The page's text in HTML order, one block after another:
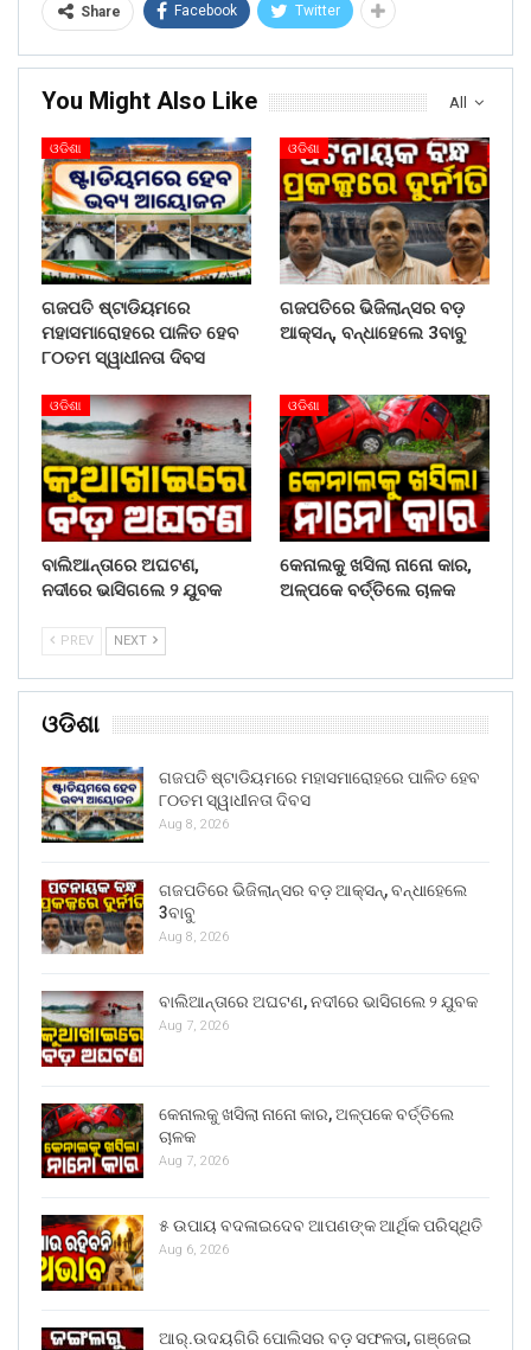
Share Facebook Twitter
All
You Might Also Like
ଓଡିଶା
ଗଜପତି ଷ୍ଟାଡିୟମରେ
ମହାସମାରୋହରେ ପାଳିତ ହେବ
୮୦ତମ ସ୍ୱାଧୀନତା ଦିବସ
ଓଡିଶା
ଗଜପତିରେ ଭିଜିଲାନ୍ସର ବଡ଼
ଆକ୍ସନ୍, ବନ୍ଧାହେଲେ 3ବାବୁ
ଓଡିଶା
ବାଲିଆନ୍ତାରେ ଅଘଟଣ,
ନଦୀରେ ଭାସିଗଲେ ୨ ଯୁବକ
ଓଡିଶା
କେନାଲକୁ ଖସିଲା ନାନୋ କାର,
ଅଳ୍ପକେ ବର୍ତ୍ତିଲେ ଚାଳକ
PREV NEXT
ଓଡିଶା
ଗଜପତି ଷ୍ଟାଡିୟମରେ ମହାସମାରୋହରେ ପାଳିତ ହେବ
୮୦ତମ ସ୍ୱାଧୀନତା ଦିବସ
Aug 8, 2026
ଗଜପତିରେ ଭିଜିଲାନ୍ସର ବଡ଼ ଆକ୍ସନ୍, ବନ୍ଧାହେଲେ
3ବାବୁ
Aug 8, 2026
ବାଲିଆନ୍ତାରେ ଅଘଟଣ, ନଦୀରେ ଭାସିଗଲେ ୨ ଯୁବକ
Aug 7, 2026
କେନାଲକୁ ଖସିଲା ନାନୋ କାର, ଅଳ୍ପକେ ବର୍ତ୍ତିଲେ
ଚାଳକ
Aug 7, 2026
୫ ଉପାୟ ବଦଳାଇଦେବ ଆପଣଙ୍କ ଆର୍ଥିକ ପରିସ୍ଥିତି
Aug 6, 2026
ଆର୍.ଉଦୟଗିରି ପୋଲିସର ବଡ଼ ସଫଳତା, ଗଞ୍ଜେଇ